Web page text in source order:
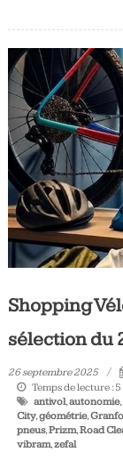
Shopping
sélection du
26 septembre 2025
Temps de lecture : 5
antivol,autonomie,
City,géométrie,
pneus,Prizm,Road
vibram,zefal